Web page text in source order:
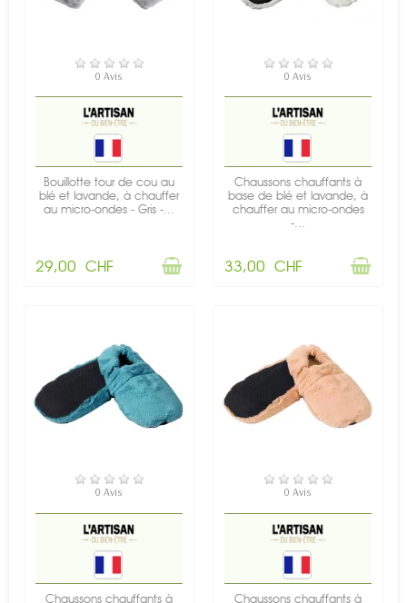
RUPTURE DE STOCK
0 Avis
Bouillotte tour de cou au
blé et lavande, à chauffer
au micro-ondes - Gris -...
29,00 CHF
RUPTURE DE STOCK
0 Avis
Chaussons chauffants à
base de blé et lavande, à
chauffer au micro-ondes
-...
33,00 CHF
RUPTURE DE STOCK
0 Avis
Chaussons chauffants à
RUPTURE DE STOCK
0 Avis
Chaussons chauffants à